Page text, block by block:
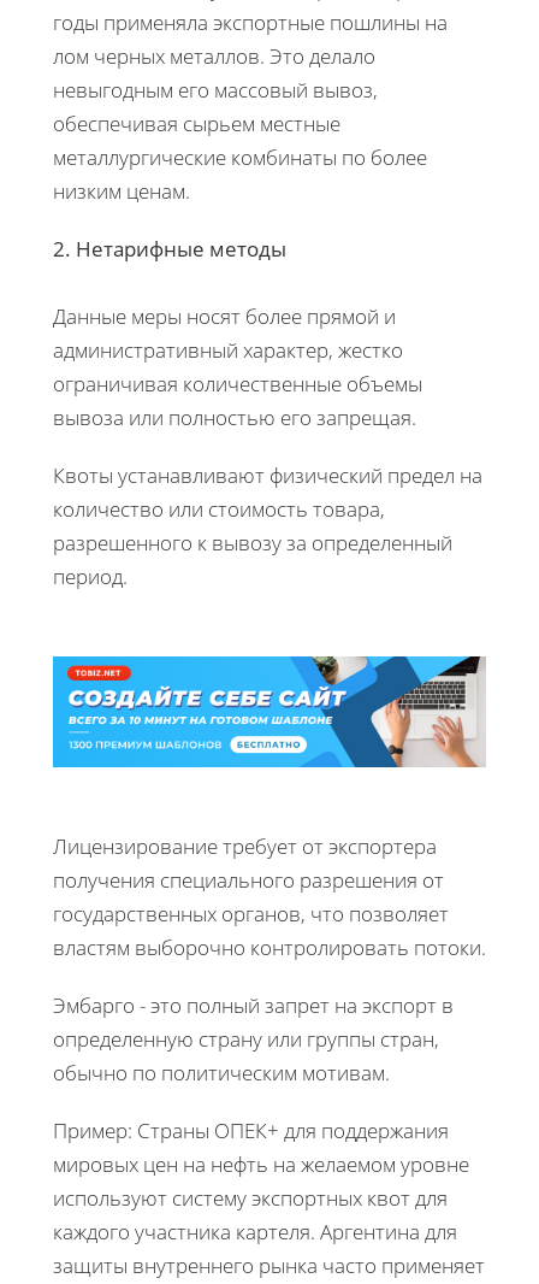
годы применяла экспортные пошлины на
лом черных металлов. Это делало
невыгодным его массовый вывоз,
обеспечивая сырьем местные
металлургические комбинаты по более
низким ценам.
2. Нетарифные методы
Данные меры носят более прямой и
административный характер, жестко
ограничивая количественные объемы
вывоза или полностью его запрещая.
Квоты устанавливают физический предел на
количество или стоимость товара,
разрешенного к вывозу за определенный
период.
Лицензирование требует от экспортера
получения специального разрешения от
государственных органов, что позволяет
властям выборочно контролировать потоки.
Эмбарго - это полный запрет на экспорт в
определенную страну или группы стран,
обычно по политическим мотивам.
Пример: Страны ОПЕК+ для поддержания
мировых цен на нефть на желаемом уровне
используют систему экспортных квот для
каждого участника картеля. Аргентина для
защиты внутреннего рынка часто применяет